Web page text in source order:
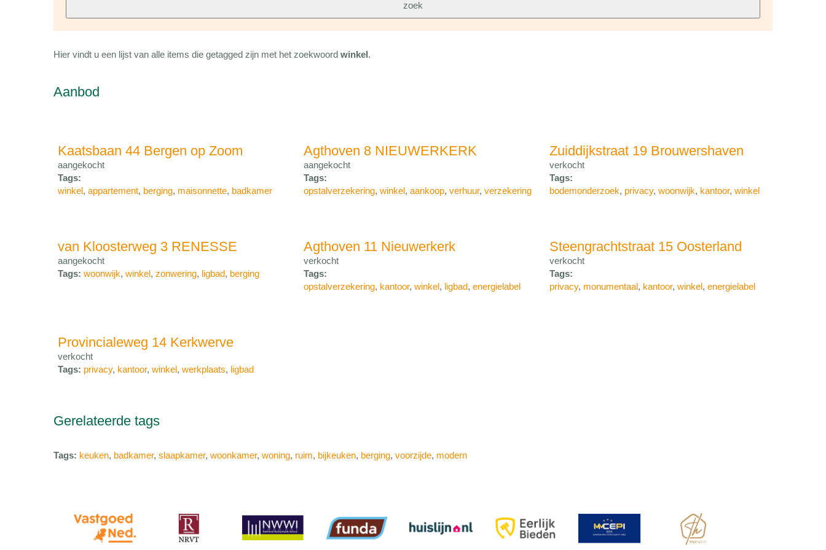
Hier vindt u een lijst van alle items die getagged zijn met het zoekwoord winkel.
Aanbod
Kaatsbaan 44 Bergen op Zoom
aangekocht
Tags:
winkel, appartement, berging, maisonnette, badkamer
Agthoven 8 NIEUWERKERK
aangekocht
Tags:
opstalverzekering, winkel, aankoop, verhuur, verzekering
Zuiddijkstraat 19 Brouwershaven
verkocht
Tags:
bodemonderzoek, privacy, woonwijk, kantoor, winkel
van Kloosterweg 3 RENESSE
aangekocht
Tags: woonwijk, winkel, zonwering, ligbad, berging
Agthoven 11 Nieuwerkerk
verkocht
Tags:
opstalverzekering, kantoor, winkel, ligbad, energielabel
Steengrachtstraat 15 Oosterland
verkocht
Tags:
privacy, monumentaal, kantoor, winkel, energielabel
Provincialeweg 14 Kerkwerve
verkocht
Tags: privacy, kantoor, winkel, werkplaats, ligbad
Gerelateerde tags
Tags: keuken, badkamer, slaapkamer, woonkamer, woning, ruim, bijkeuken, berging, voorzijde, modern